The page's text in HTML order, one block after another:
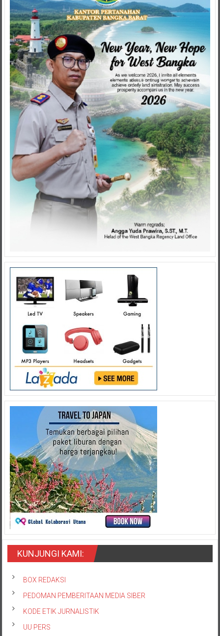
KUNJUNGI KAMI:
BOX REDAKSI
PEDOMAN PEMBERITAAN MEDIA SIBER
KODE ETIK JURNALISTIK
UU PERS